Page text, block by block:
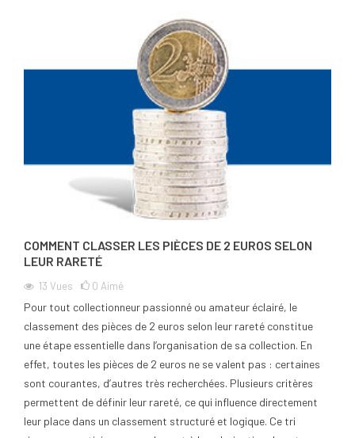
COMMENT CLASSER LES PIÈCES DE 2 EUROS SELON
LEUR RARETÉ
13 Vues 0 Aimé
Pour tout collectionneur passionné ou amateur éclairé, le
classement des pièces de 2 euros selon leur rareté constitue
une étape essentielle dans l’organisation de sa collection. En
effet, toutes les pièces de 2 euros ne se valent pas : certaines
sont courantes, d’autres très recherchées. Plusieurs critères
permettent de définir leur rareté, ce qui influence directement
leur place dans un classement structuré et logique. Ce tri